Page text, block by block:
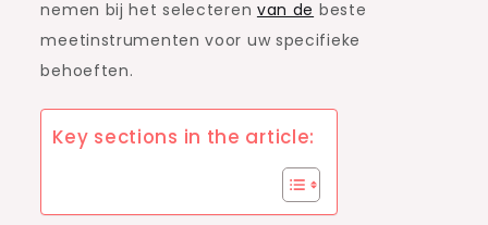
nemen bij het selecteren van de beste
meetinstrumenten voor uw specifieke
behoeften.
Key sections in the article: